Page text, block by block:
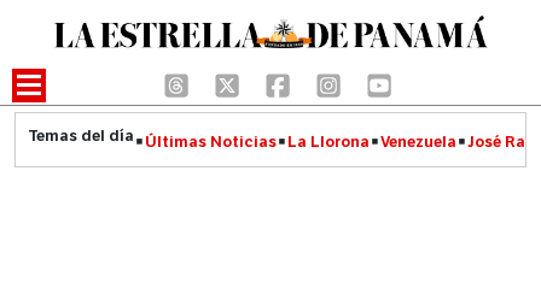
Últimas Noticias La Llorona Venezuela José